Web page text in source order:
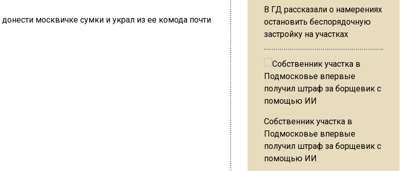
В ГД рассказали о намерениях
остановить беспорядочную
застройку на участках
Собственник участка в
Подмосковье впервые
получил штраф за борщевик с
помощью ИИ